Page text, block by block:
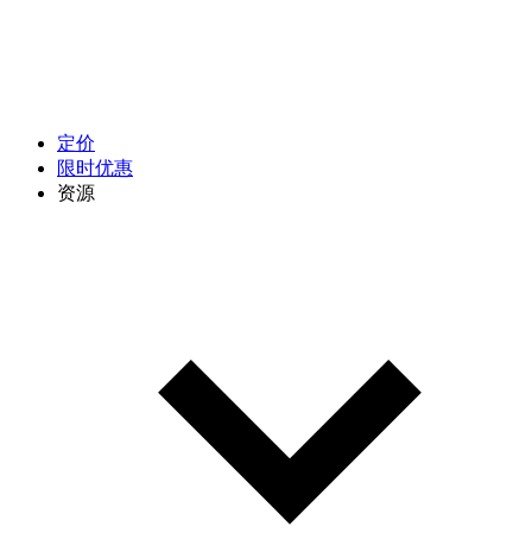
定价
限时优惠
资源